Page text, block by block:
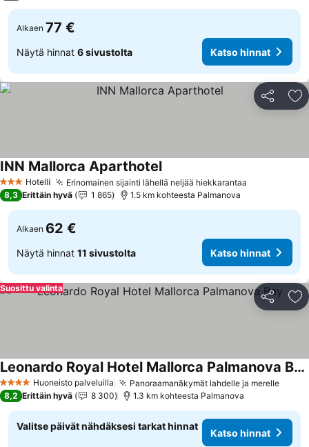
Alkaen 77 €
Näytä hinnat 6 sivustolta Katso hinnat
Jaa
3 Tähtiluokitus
Hotelli Erinomainen sijainti lähellä neljää hiekkarantaa
INN Mallorca Aparthotel
8,3 Erittäin hyvä 1 865 1.5 km kohteesta Palmanova
Alkaen 62 €
Näytä hinnat 11 sivustolta Katso hinnat
Jaa
Suosittu valinta
4 TähtiluokitusHuoneisto palveluilla Panoraamanäkymät lahdelle ja merelle
Leonardo Royal Hotel Mallorca Palmanova Bay
8,2 Erittäin hyvä 8 300 1.3 km kohteesta Palmanova
Valitse päivät nähdäksesi tarkat hinnat
Katso hinnat